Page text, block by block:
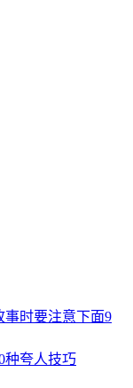
事时要注意下面9
种夸人技巧